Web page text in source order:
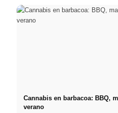
Cannabis en barbacoa: BBQ,
verano